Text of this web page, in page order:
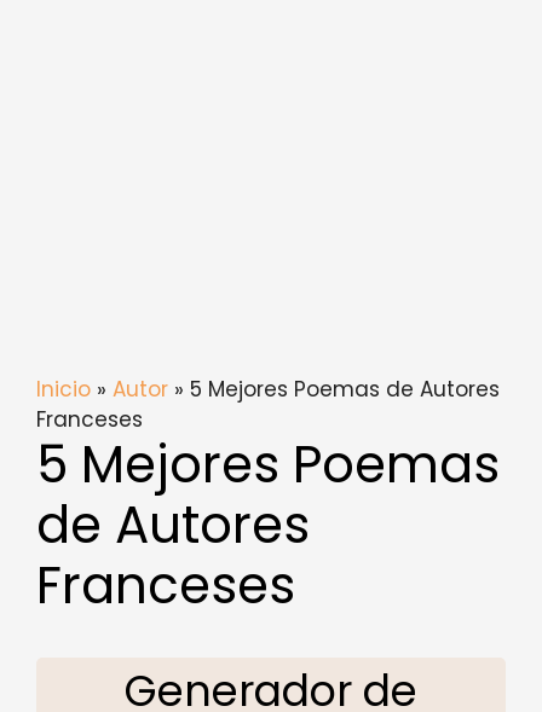
Inicio » Autor » 5 Mejores Poemas de Autores
Franceses
5 Mejores Poemas
de Autores
Franceses
Generador de